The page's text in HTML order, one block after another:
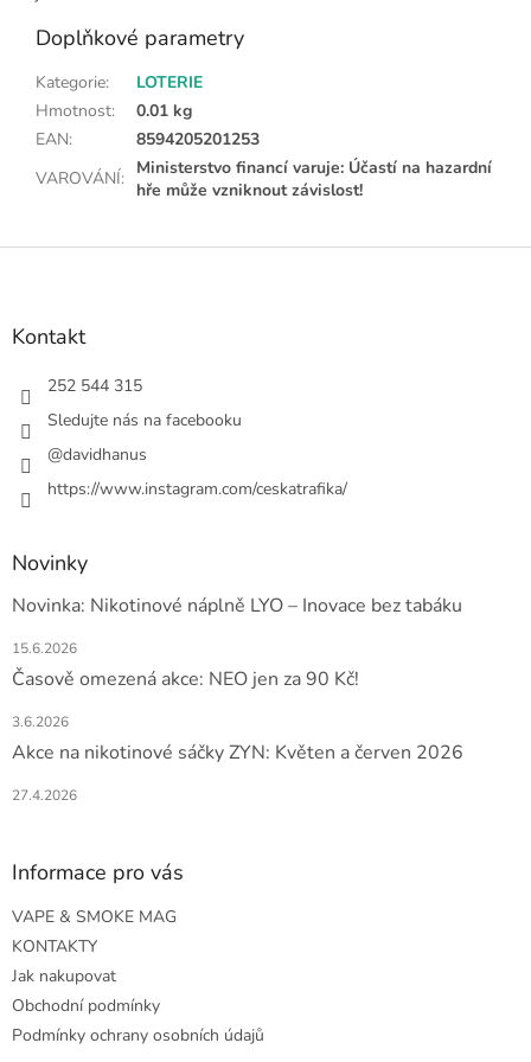
Doplňkové parametry
Kategorie:
LOTERIE
Hmotnost:
0.01 kg
EAN:
8594205201253
VAROVÁNÍ: Ministerstvo financí varuje: Účastí na hazardní
hře může vzniknout závislost!
Z
Kontakt
252 544 315
Sledujte nás na facebooku
@davidhanus
https://www.instagram.com/ceskatrafika/
Novinky
Novinka: Nikotinové náplně LYO – Inovace bez tabáku
15.6.2026
Časově omezená akce: NEO jen za 90 Kč!
3.6.2026
Akce na nikotinové sáčky ZYN: Květen a červen 2026
27.4.2026
Informace pro vás
VAPE & SMOKE MAG
KONTAKTY
Jak nakupovat
Obchodní podmínky
Podmínky ochrany osobních údajů